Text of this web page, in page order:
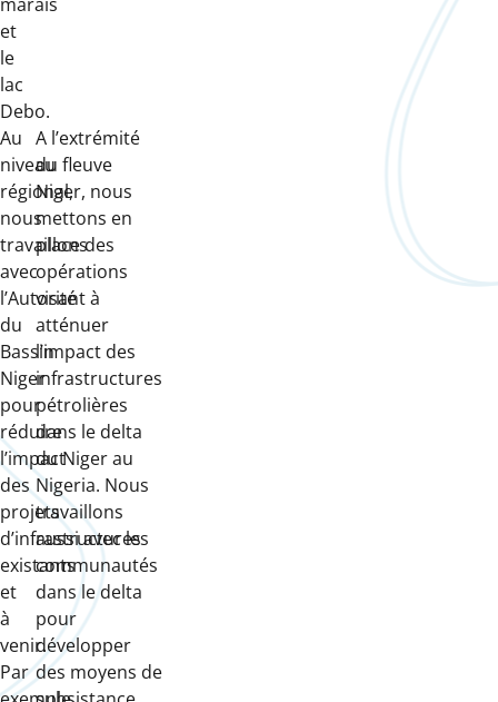
et
le
lac
Debo.
Au
niveau
régional,
nous
travaillons
avec
l’Autorité
du
Bassin
Niger
pour
réduire
l’impact
des
projets
d’infrastructures
existants
et
à
venir.
Par
A l’extrémité
du fleuve
Niger, nous
mettons en
place des
opérations
visant à
atténuer
l’impact des
infrastructures
pétrolières
dans le delta
du Niger au
Nigeria. Nous
travaillons
aussi avec les
communautés
dans le delta
pour
développer
des moyens de